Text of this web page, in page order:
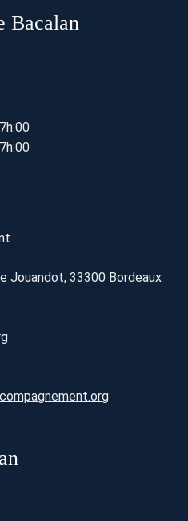
Bacalan
Jouandot, 33300 Bordeaux